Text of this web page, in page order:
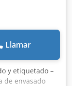
Llamar
y etiquetado –
de envasado